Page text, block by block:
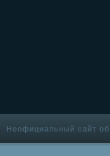
Неофициальный сайт